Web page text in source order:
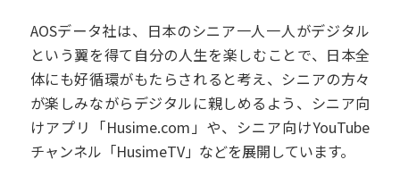
AOSデータ社は、日本のシニア一人一人がデジタル
という翼を得て自分の人生を楽しむことで、日本全
体にも好循環がもたらされると考え、シニアの方々
が楽しみながらデジタルに親しめるよう、シニア向
けアプリ「Husime.com」や、シニア向けYouTube
チャンネル「HusimeTV」などを展開しています。